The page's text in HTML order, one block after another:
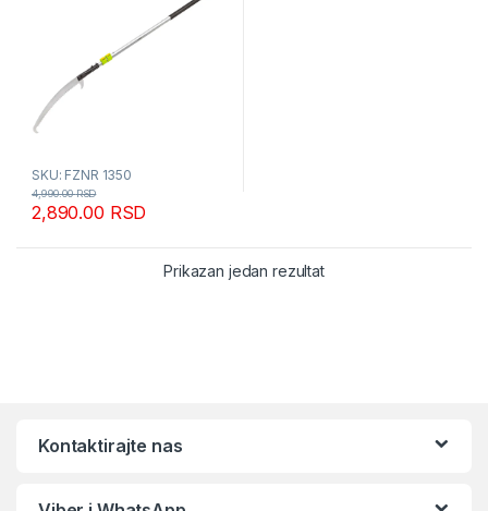
SKU: FZNR 1350
2,890.00 RSD
4,990.00RSD
Prikazan jedan rezultat
Kontaktirajte nas